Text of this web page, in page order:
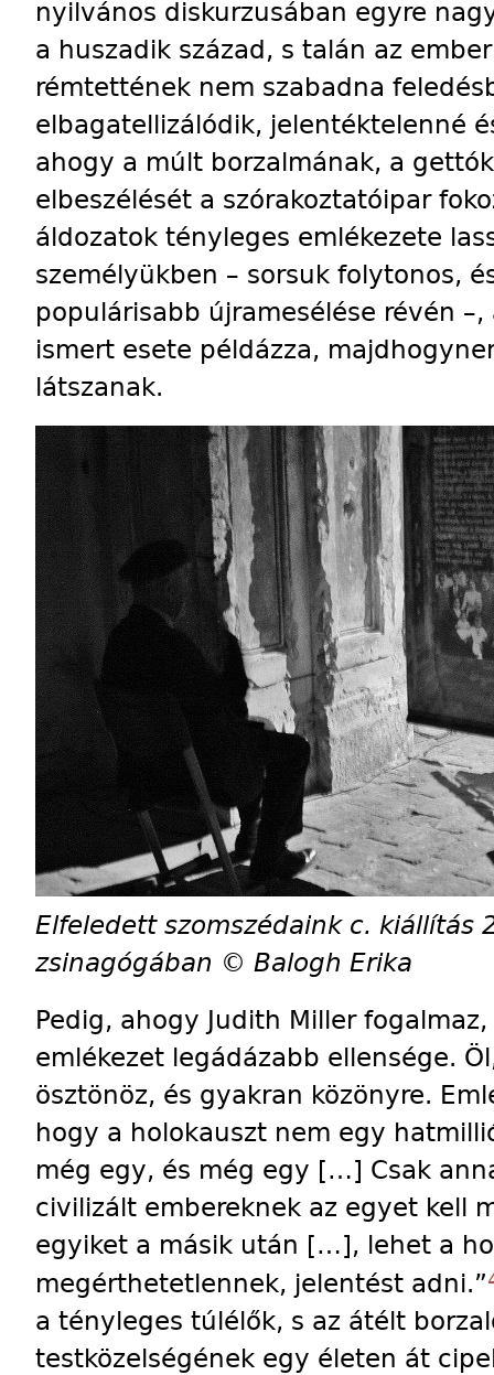
nyilvános diskurzusában egyre
a huszadik század, s talán az
rémtettének nem szabadna
elbagatellizálódik, jelentéktelenné
ahogy a múlt borzalmának, a
elbeszélését a szórakoztatóipar
áldozatok tényleges emlékezete
személyükben – sorsuk folytonos,
populárisabb újramesélése révén
ismert esete példázza,
látszanak.
Elfeledett szomszédaink c. kiállítás
zsinagógában © Balogh Erika
Pedig, ahogy Judith Miller
emlékezet legádázabb ellensége.
ösztönöz, és gyakran közönyre.
hogy a holokauszt nem egy
még egy, és még egy […] Csak
civilizált embereknek az egyet kell
egyiket a másik után […], lehet a
megérthetetlennek, jelentést adni.”
a tényleges túlélők, s az átélt
testközelségének egy életen át